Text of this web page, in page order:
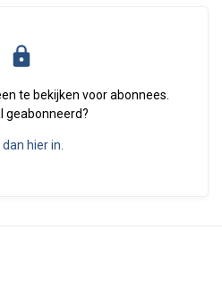
te bekijken voor abonnees.
geabonneerd?
dan hier in.